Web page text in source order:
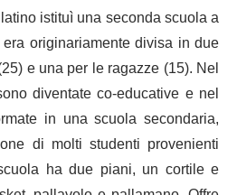
istituì una seconda scuola a
originariamente divisa in due
e una per le ragazze (15). Nel
diventate co-educative e nel
in una scuola secondaria,
di molti studenti provenienti
ha due piani, un cortile e